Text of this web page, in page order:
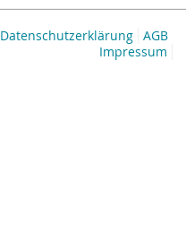
AGB
Datenschutzerklärung
Impressum